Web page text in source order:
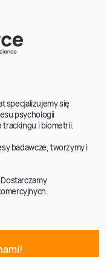
specjalizujemy się
psychologii
trackingu i biometrii.
badawcze, tworzymy i